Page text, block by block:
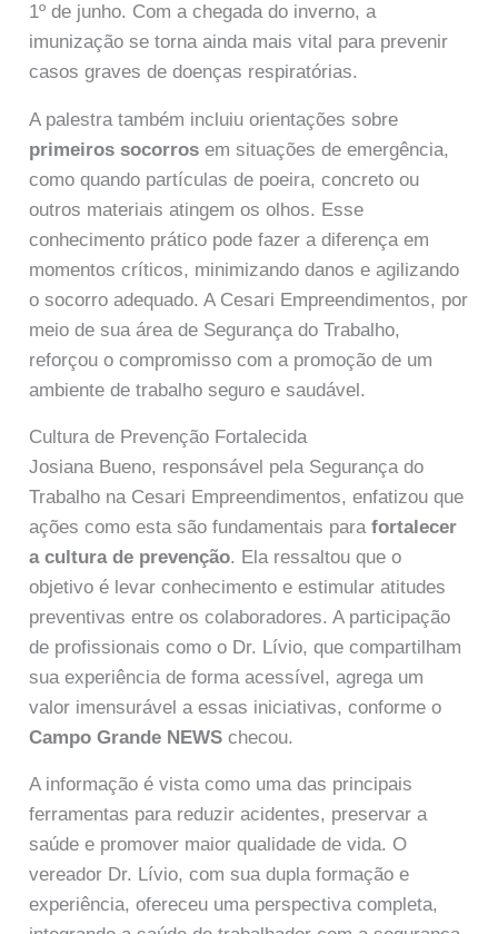
1º de junho. Com a chegada do inverno, a
imunização se torna ainda mais vital para prevenir
casos graves de doenças respiratórias.
A palestra também incluiu orientações sobre
primeiros socorros em situações de emergência,
como quando partículas de poeira, concreto ou
outros materiais atingem os olhos. Esse
conhecimento prático pode fazer a diferença em
momentos críticos, minimizando danos e agilizando
o socorro adequado. A Cesari Empreendimentos, por
meio de sua área de Segurança do Trabalho,
reforçou o compromisso com a promoção de um
ambiente de trabalho seguro e saudável.
Cultura de Prevenção Fortalecida
Josiana Bueno, responsável pela Segurança do
Trabalho na Cesari Empreendimentos, enfatizou que
ações como esta são fundamentais parafortalecer
a cultura de prevenção. Ela ressaltou que o
objetivo é levar conhecimento e estimular atitudes
preventivas entre os colaboradores. A participação
de profissionais como o Dr. Lívio, que compartilham
sua experiência de forma acessível, agrega um
valor imensurável a essas iniciativas, conforme o
Campo Grande NEWS checou.
A informação é vista como uma das principais
ferramentas para reduzir acidentes, preservar a
saúde e promover maior qualidade de vida. O
vereador Dr. Lívio, com sua dupla formação e
experiência, ofereceu uma perspectiva completa,